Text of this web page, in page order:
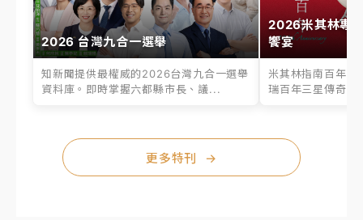
2026 台灣九合一選舉
知新聞提供最權威的2026台灣九合一選舉
資料庫。即時掌握六都縣市長、議...
2026米其林專
饗宴
米其林指南百年之
瑞百年三星傳奇、
更多特刊 →